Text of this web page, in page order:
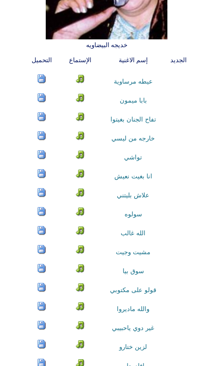
خديجه البيضاويه
الجديد إسم الاغنية الإستماع التحميل
عيطه مرساوية
بابا ميمون
تفاح الجنان بغيتوا
خارجه من ليسي
تواشي
انا بغيت نعيش
علاش بليتني
سولوه
الله غالب
مشيت وجيت
سوق بيا
قولو على مكتوبي
والله ماديروا
غير دوي ياحبيبي
لزين ختارو